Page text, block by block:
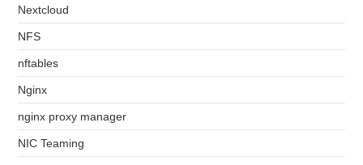
Nextcloud
NFS
nftables
Nginx
nginx proxy manager
NIC Teaming